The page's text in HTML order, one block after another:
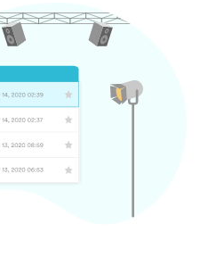
przy pomocy Jotform.
Ci generować raporty,
udostępniać